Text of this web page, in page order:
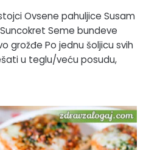
Ovsene pahuljice Susam
Seme bundeve
grožđe Po jednu šoljicu svih
u teglu/veću posudu,